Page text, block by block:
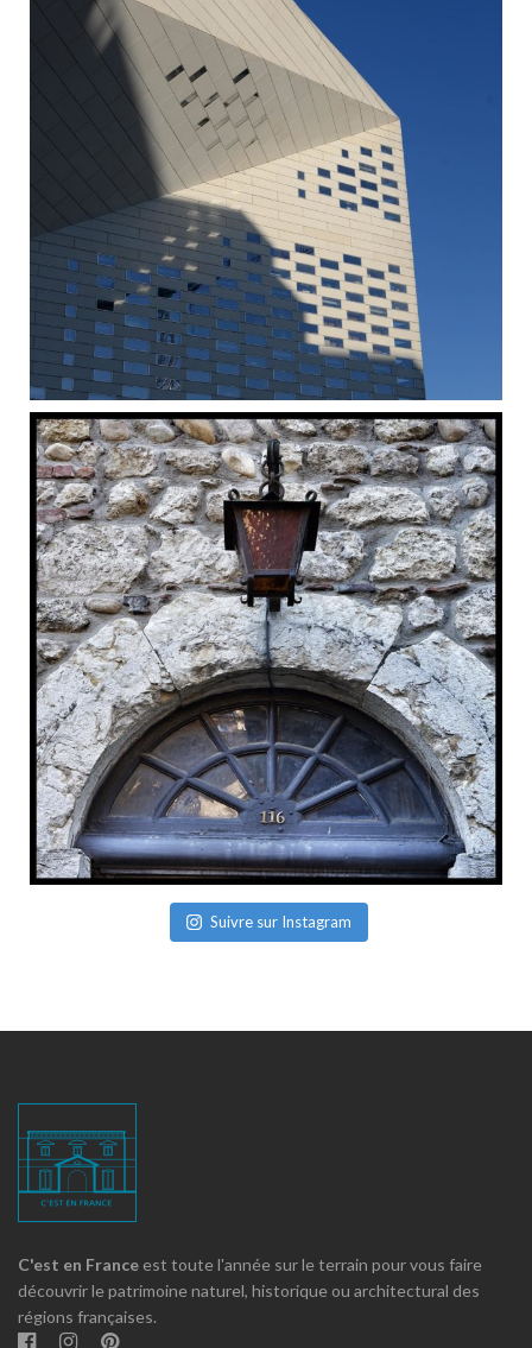
Suivre sur Instagram
C'est en France est toute l'année sur le terrain pour vous faire
découvrir le patrimoine naturel, historique ou architectural des
régions françaises.